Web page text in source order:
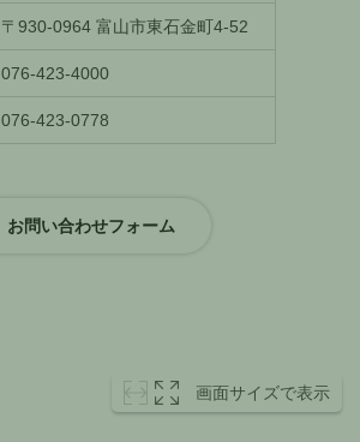
〒930-0964 富山市東石金町4-52
076-423-4000
076-423-0778
画面サイズで表示